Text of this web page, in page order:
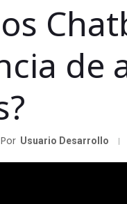
de
Por Usuario Desarrollo